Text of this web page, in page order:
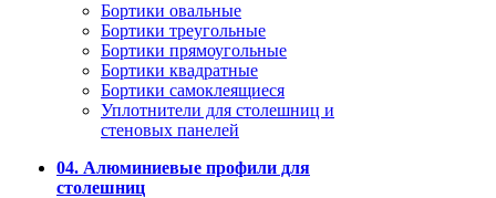
Бортики овальные
Бортики треугольные
Бортики прямоугольные
Бортики квадратные
Бортики самоклеящиеся
Уплотнители для столешниц и
стеновых панелей
04. Алюминиевые профили для
столешниц